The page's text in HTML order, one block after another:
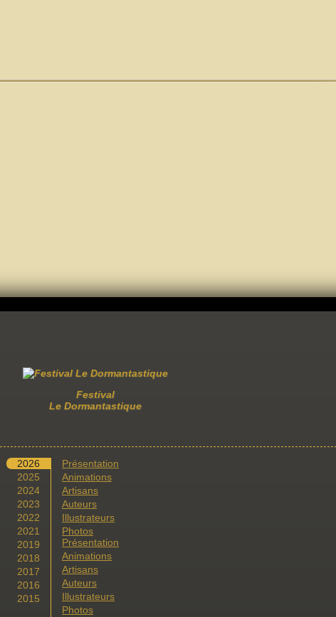
Festival
Le Dormantastique
2026
2025
2024
2023
2022
2021
2019
2018
2017
2016
2015
Présentation
Animations
Artisans
Auteurs
Illustrateurs
Photos
Présentation
Animations
Artisans
Auteurs
Illustrateurs
Photos